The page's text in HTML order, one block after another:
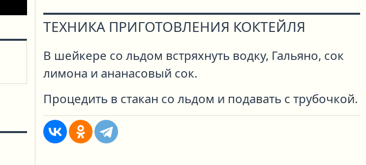
ТЕХНИКА ПРИГОТОВЛЕНИЯ КОКТЕЙЛЯ
В шейкере со льдом встряхнуть водку, Гальяно, сок
лимона и ананасовый сок.
Процедить в стакан со льдом и подавать с трубочкой.